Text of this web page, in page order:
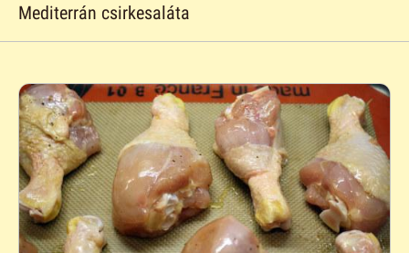
Mediterrán csirkesaláta